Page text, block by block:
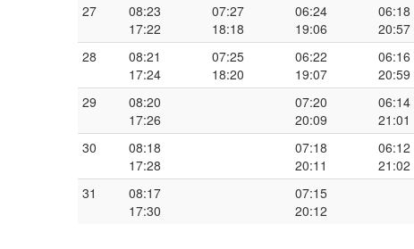
27
08:23
17:22
07:27
18:18
06:24
19:06
06:18
20:57
28
08:21
17:24
07:25
18:20
06:22
19:07
06:16
20:59
29
08:20
17:26
07:20
20:09
06:14
21:01
30
08:18
17:28
07:18
20:11
06:12
21:02
31
08:17
17:30
07:15
20:12